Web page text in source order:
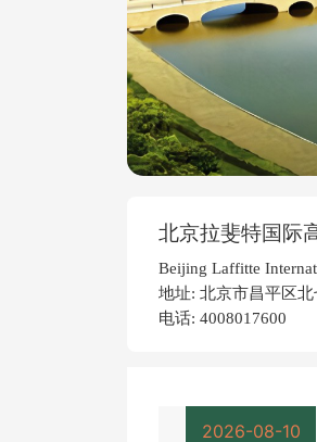
北京拉斐特国际
Beijing Laffitte
地址: 北京市昌平区
电话: 4008017600
2026-08-10